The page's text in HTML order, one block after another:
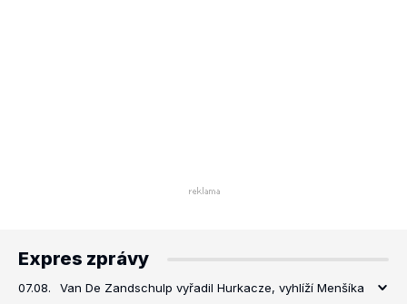
Expres zprávy
07.08. Van De Zandschulp vyřadil Hurkacze, vyhlíží Menšíka